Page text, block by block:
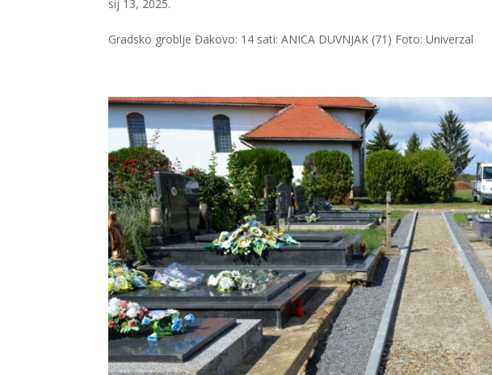
sij 13, 2025.
Gradsko groblje Đakovo: 14 sati: ANICA DUVNJAK (71) Foto: Univerzal